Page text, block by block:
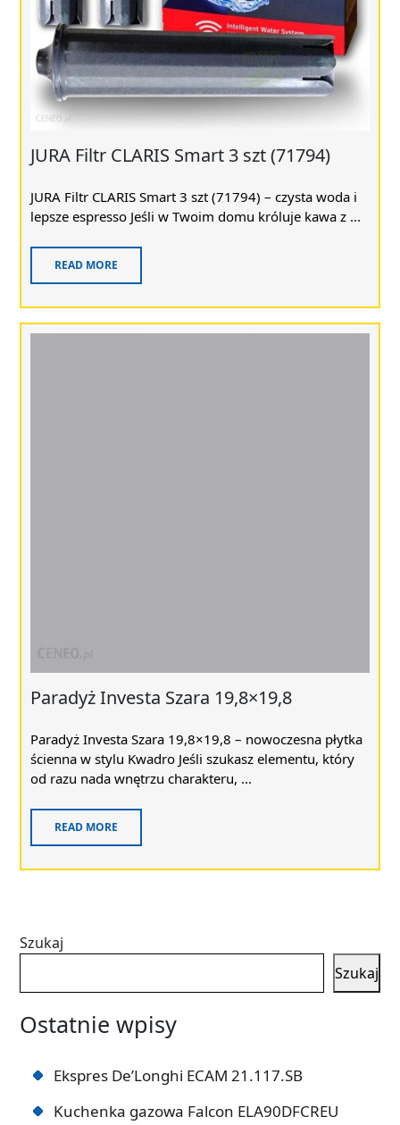
JURA Filtr CLARIS Smart 3 szt (71794)
JURA Filtr CLARIS Smart 3 szt (71794) – czysta woda i
lepsze espresso Jeśli w Twoim domu króluje kawa z ...
READ MORE
Paradyż Investa Szara 19,8×19,8
Paradyż Investa Szara 19,8×19,8 – nowoczesna płytka
ścienna w stylu Kwadro Jeśli szukasz elementu, który
od razu nada wnętrzu charakteru, ...
READ MORE
Szukaj
Szukaj
Ostatnie wpisy
Ekspres De’Longhi ECAM 21.117.SB
Kuchenka gazowa Falcon ELA90DFCREU